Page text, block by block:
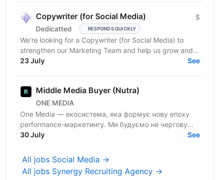
Copywriter (for Social Media)
Dedicatted RESPONDS QUICKLY
$
We’re looking for a Copywriter (for Social Media) to
strengthen our Marketing Team and help us grow and
23 July See
Middle Media Buyer (Nutra)
ONE MEDIA
One Media — екосистема, яка формує нову епоху
performance-маркетингу. Ми будуємо не чергову
арбітражну команду — ми створюємо повноцінну
30 July See
All jobs Social Media →
All jobs Synergy Recruiting Agency →